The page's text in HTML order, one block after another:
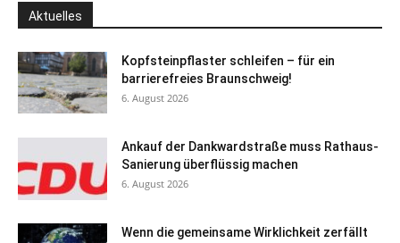
Aktuelles
Kopfsteinpflaster schleifen – für ein
barrierefreies Braunschweig!
6. August 2026
Ankauf der Dankwardstraße muss Rathaus-
Sanierung überflüssig machen
6. August 2026
Wenn die gemeinsame Wirklichkeit zerfällt